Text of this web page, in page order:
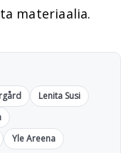
materiaalia.
Lenita Susi
Yle Areena